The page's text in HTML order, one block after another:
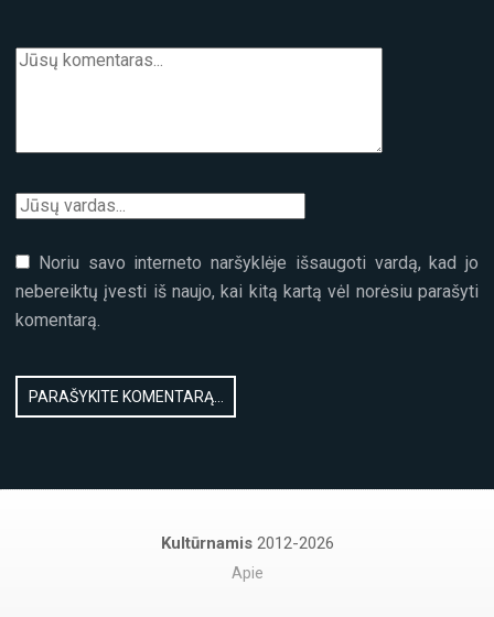
Noriu savo interneto naršyklėje išsaugoti vardą, kad jo
nebereiktų įvesti iš naujo, kai kitą kartą vėl norėsiu parašyti
komentarą.
Kultūrnamis 2012-2026
Apie